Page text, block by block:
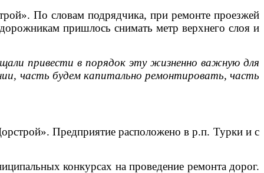
По словам подрядчика, при ремонте проезжей
пришлось снимать метр верхнего слоя и
привести в порядок эту жизненно важную для
часть будем капитально ремонтировать, часть
Предприятие расположено в р.п. Турки и с
конкурсах на проведение ремонта дорог.